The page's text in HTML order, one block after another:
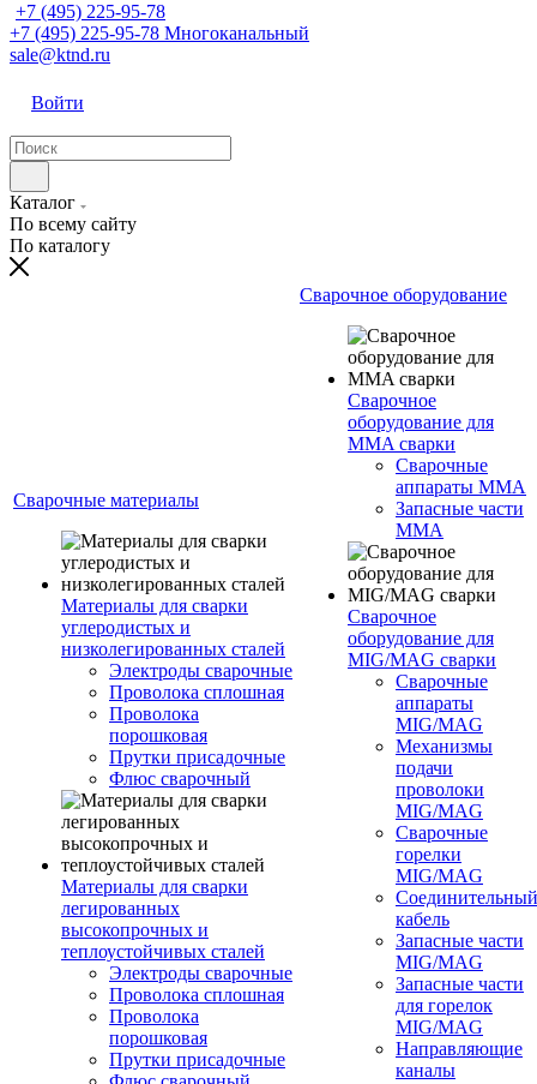
+7 (495) 225-95-78
+7 (495) 225-95-78 Многоканальный
sale@ktnd.ru
Войти
Каталог
По всему сайту
По каталогу
Сварочные материалы
Материалы для сварки
углеродистых и
низколегированных сталей
Электроды сварочные
Проволока сплошная
Проволока
порошковая
Прутки присадочные
Флюс сварочный
Материалы для сварки
легированных
высокопрочных и
теплоустойчивых сталей
Электроды сварочные
Проволока сплошная
Проволока
порошковая
Прутки присадочные
Сварочное оборудование
Сварочное
оборудование для
MMA сварки
Сварочные
аппараты MMA
Запасные части
MMA
Сварочное
оборудование для
MIG/MAG сварки
Сварочные
аппараты
MIG/MAG
Механизмы
подачи
проволоки
MIG/MAG
Сварочные
горелки
MIG/MAG
Соединительный
кабель
Запасные части
MIG/MAG
Запасные части
для горелок
MIG/MAG
Направляющие
каналы